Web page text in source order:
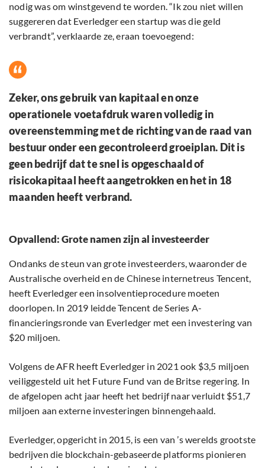
nodig was om winstgevend te worden. “Ik zou niet willen
suggereren dat Everledger een startup was die geld
verbrandt”, verklaarde ze, eraan toevoegend:
Zeker, ons gebruik van kapitaal en onze
operationele voetafdruk waren volledig in
overeenstemming met de richting van de raad van
bestuur onder een gecontroleerd groeiplan. Dit is
geen bedrijf dat te snel is opgeschaald of
risicokapitaal heeft aangetrokken en het in 18
maanden heeft verbrand.
Opvallend: Grote namen zijn al investeerder
Ondanks de steun van grote investeerders, waaronder de
Australische overheid en de Chinese internetreus Tencent,
heeft Everledger een insolventieprocedure moeten
doorlopen. In 2019 leidde Tencent de Series A-
financieringsronde van Everledger met een investering van
$20 miljoen.
Volgens de AFR heeft Everledger in 2021 ook $3,5 miljoen
veiliggesteld uit het Future Fund van de Britse regering. In
de afgelopen acht jaar heeft het bedrijf naar verluidt $51,7
miljoen aan externe investeringen binnengehaald.
Everledger, opgericht in 2015, is een van ’s werelds grootste
bedrijven die blockchain-gebaseerde platforms pionieren